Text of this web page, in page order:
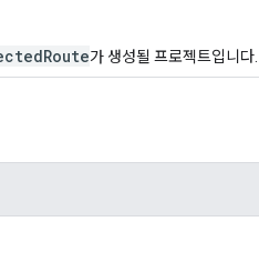
가 생성될 프로젝트입니